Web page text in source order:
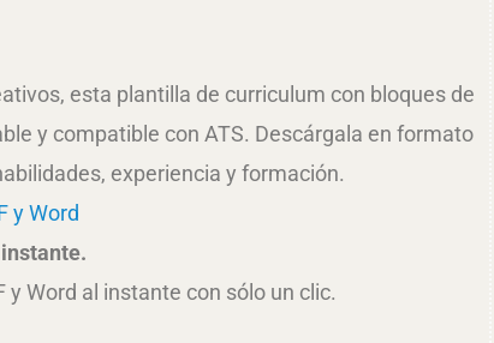
esta plantilla de curriculum con bloques de
y compatible con ATS. Descárgala en formato
experiencia y formación.
y Word
y Word al instante con sólo un clic.